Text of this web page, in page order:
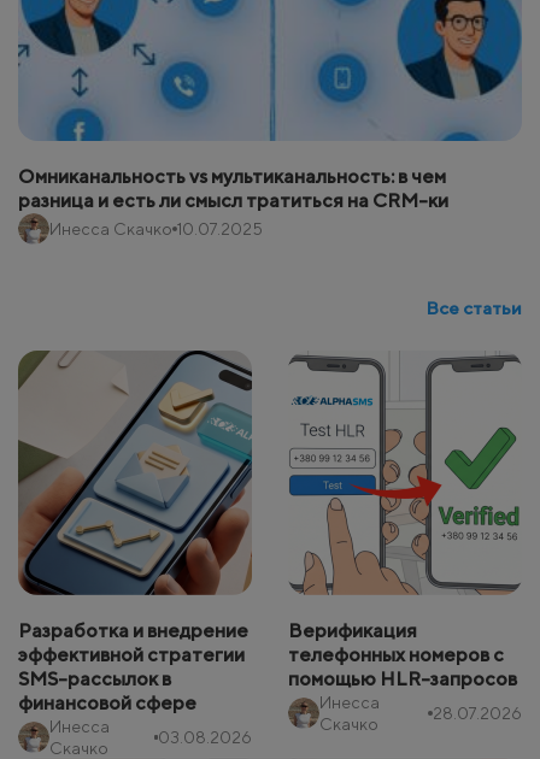
Омниканальность vs мультиканальность: в чем
разница и есть ли смысл тратиться на CRM-ки
Инесса Скачко 10.07.2025
Все статьи
Разработка и внедрение
эффективной стратегии
SMS-рассылок в
финансовой сфере
Инесса
Скачко
03.08.2026
Верификация
телефонных номеров с
помощью HLR-запросов
Инесса
Скачко
28.07.2026